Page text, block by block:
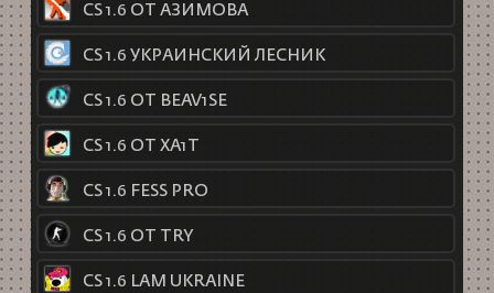
CS 1.6 ОТ АЗИМОВА
CS 1.6 УКРАИНСКИЙ ЛЕСНИК
CS 1.6 ОТ BEAV1SE
CS 1.6 ОТ XA1T
CS 1.6 FESS PRO
CS 1.6 ОТ TRY
CS 1.6 LAM UKRAINE